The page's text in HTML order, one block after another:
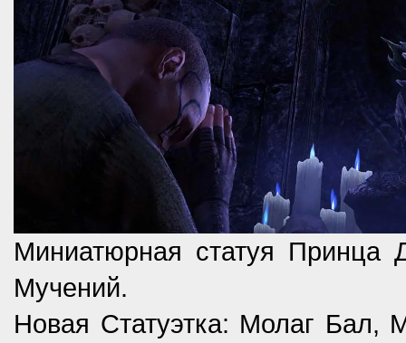
Миниатюрная статуя Принца
Мучений.
Новая Статуэтка: Молаг Бал,